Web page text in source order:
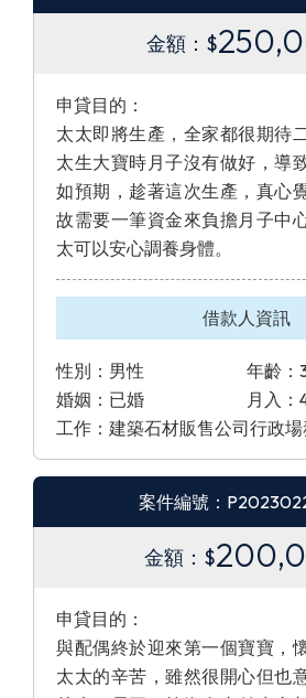
金額：$
申貸目的：
太太即將生產，全家都很期待
太生大寶時月子沒有做好，導
如預期，趁著這次生產，真心
故需要一筆資金來負擔月子中
太可以安心調養身體。
借款人資訊
性別：男性
年齡：
婚姻：已婚
月入：
工作：建築石材販售公司行政場
案件編號：
金額：$
申貸目的：
與配偶終於迎來第一個寶寶，
太太的辛苦，雖然很開心但也